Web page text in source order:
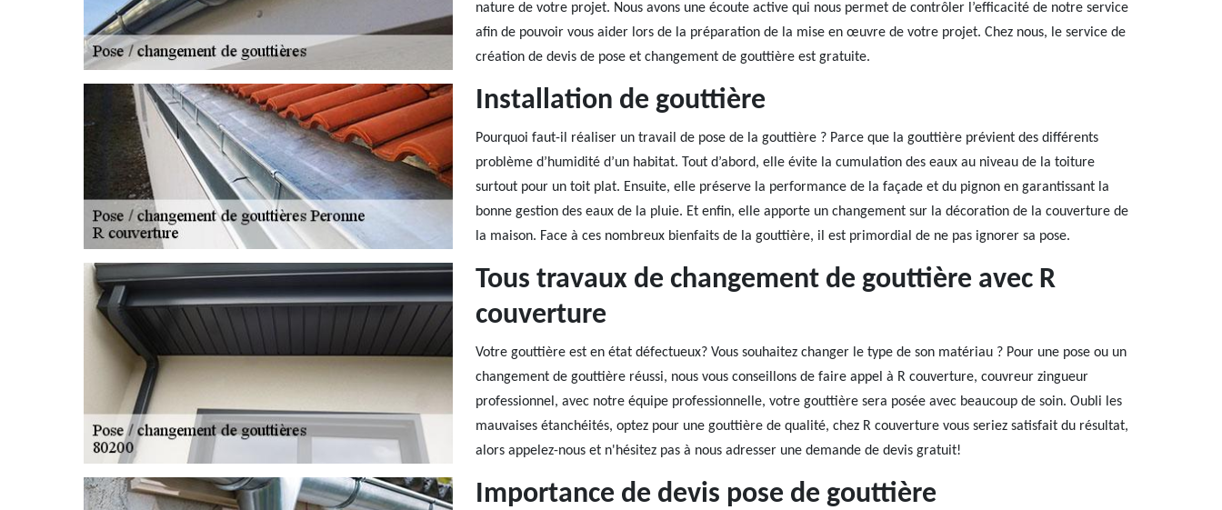
nature de votre projet. Nous avons une écoute active qui nous permet de contrôler l’efficacité de notre service
afin de pouvoir vous aider lors de la préparation de la mise en œuvre de votre projet. Chez nous, le service de
création de devis de pose et changement de gouttière est gratuite.
Installation de gouttière
Pourquoi faut-il réaliser un travail de pose de la gouttière ? Parce que la gouttière prévient des différents
problème d’humidité d’un habitat. Tout d’abord, elle évite la cumulation des eaux au niveau de la toiture
surtout pour un toit plat. Ensuite, elle préserve la performance de la façade et du pignon en garantissant la
bonne gestion des eaux de la pluie. Et enfin, elle apporte un changement sur la décoration de la couverture de
la maison. Face à ces nombreux bienfaits de la gouttière, il est primordial de ne pas ignorer sa pose.
Tous travaux de changement de gouttière avec R
couverture
Votre gouttière est en état défectueux? Vous souhaitez changer le type de son matériau ? Pour une pose ou un
changement de gouttière réussi, nous vous conseillons de faire appel à R couverture, couvreur zingueur
professionnel, avec notre équipe professionnelle, votre gouttière sera posée avec beaucoup de soin. Oubli les
mauvaises étanchéités, optez pour une gouttière de qualité, chez R couverture vous seriez satisfait du résultat,
alors appelez-nous et n'hésitez pas à nous adresser une demande de devis gratuit!
Importance de devis pose de gouttière